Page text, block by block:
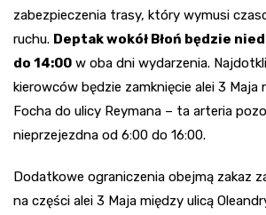
zabezpieczenia trasy, który wymusi
ruchu. Deptak wokół Błoń będzie
do 14:00 w oba dni wydarzenia.
kierowców będzie zamknięcie alei 3 Maja
Focha do ulicy Reymana – ta arteria
nieprzejezdna od 6:00 do 16:00.
Dodatkowe ograniczenia obejmą zakaz
na części alei 3 Maja między ulicą